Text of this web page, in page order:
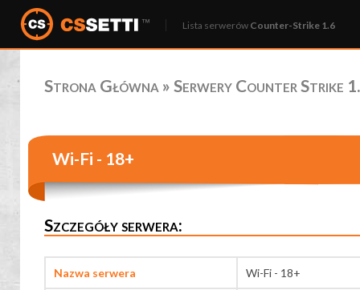
Lista serwerów Counter-Strike 1.6
Strona Główna » Serwery Counter Strike
Wi-Fi - 18+
Szczegóły serwera:
Nazwa serwera Wi-Fi - 18+